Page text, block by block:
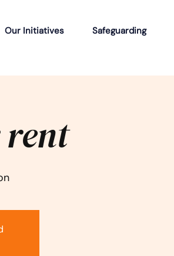
Our Initiatives Safeguarding
rent